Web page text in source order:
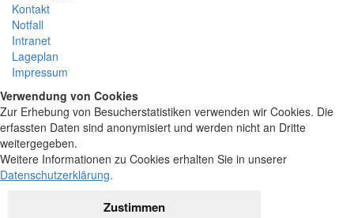
Kontakt
Notfall
Intranet
Lageplan
Impressum
Verwendung von Cookies
Zur Erhebung von Besucherstatistiken verwenden wir Cookies. Die
erfassten Daten sind anonymisiert und werden nicht an Dritte
weitergegeben.
Weitere Informationen zu Cookies erhalten Sie in unserer
Datenschutzerklärung.
Zustimmen